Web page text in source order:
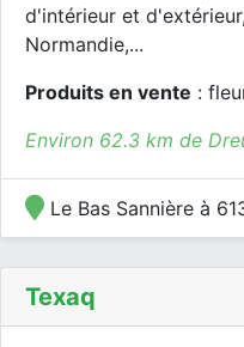
d'intérieur et
Normandie,...
Produits en vente :
Environ 62.3 km de
Le Bas Sannière à
Texaq